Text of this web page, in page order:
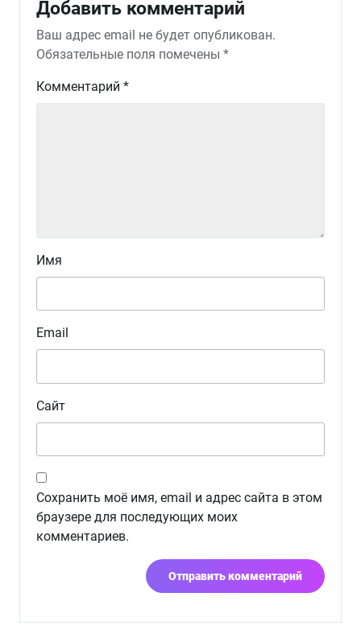
Добавить комментарий
Ваш адрес email не будет опубликован.
Обязательные поля помечены *
Комментарий *
Имя
Email
Сайт
Сохранить моё имя, email и адрес сайта в этом
браузере для последующих моих
комментариев.